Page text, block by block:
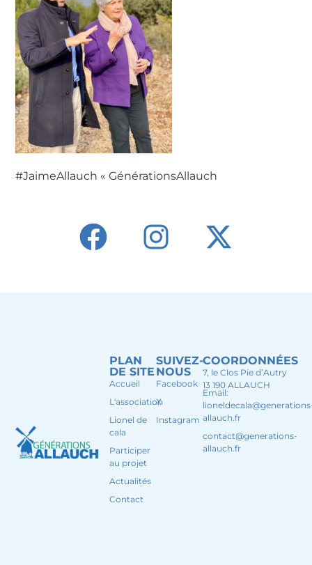
#JaimeAllauch « GénérationsAllauch
SUIVEZ-
NOUS
Facebook
X
Instagram
PLAN
DE SITE
Accueil
L'association
Lionel de
cala
Participer
au projet
Actualités
Contact
COORDONNÉES
7, le Clos Pie d’Autry
13 190 ALLAUCH
Email:
allauch.fr
contact@generations-
allauch.fr